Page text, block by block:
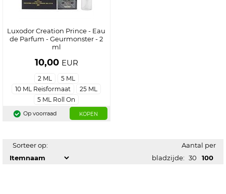
Luxodor Creation Prince - Eau
de Parfum - Geurmonster - 2
ml
10,00 EUR
2 ML
5 ML
10 ML Reisformaat
25 ML
5 ML Roll On
Op voorraad KOPEN
Sorteer op:
Aantal per
bladzijde: 30 100